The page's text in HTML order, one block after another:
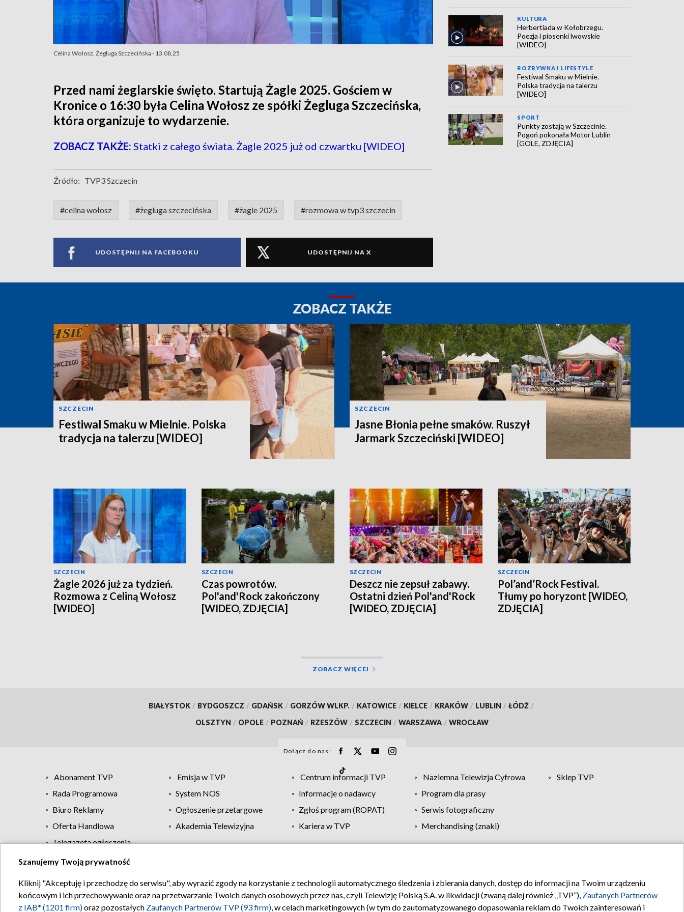
Celina Wołosz, Żegluga Szczecińska - 13.08.25
Przed nami żeglarskie święto. Startują Żagle 2025. Gościem w
Kronice o 16:30 była Celina Wołosz ze spółki Żegluga Szczecińska,
która organizuje to wydarzenie.
ZOBACZ TAKŻE: Statki z całego świata. Żagle 2025 już od czwartku [WIDEO]
Źródło: TVP3 Szczecin
#celina wołosz #żegluga szczecińska #żagle 2025 #rozmowa w tvp3 szczecin
UDOSTĘPNIJ NA FACEBOOKU UDOSTĘPNIJ NA X
KULTURA
Herbertiada w Kołobrzegu.
Poezja i piosenki lwowskie
[WIDEO]
ROZRYWKA I LIFESTYLE
Festiwal Smaku w Mielnie.
Polska tradycja na talerzu
[WIDEO]
SPORT
Punkty zostają w Szczecinie.
Pogoń pokonała Motor Lublin
[GOLE, ZDJĘCIA]
ZOBACZ TAKŻE
SZCZECIN
Festiwal Smaku w Mielnie. Polska
tradycja na talerzu [WIDEO]
SZCZECIN
Jasne Błonia pełne smaków. Ruszył
Jarmark Szczeciński [WIDEO]
SZCZECIN
Żagle 2026 już za tydzień.
Rozmowa z Celiną Wołosz
[WIDEO]
SZCZECIN
Czas powrotów.
Pol'and'Rock zakończony
[WIDEO, ZDJĘCIA]
SZCZECIN
Deszcz nie zepsuł zabawy.
Ostatni dzień Pol'and'Rock
[WIDEO, ZDJĘCIA]
SZCZECIN
Pol’and’Rock Festival.
Tłumy po horyzont [WIDEO,
ZDJĘCIA]
ZOBACZ WIĘCEJ
BIAŁYSTOK / BYDGOSZCZ / GDAŃSK / GORZÓW WLKP. / KATOWICE / KIELCE / KRAKÓW / LUBLIN / ŁÓDŹ /
OLSZTYN / OPOLE / POZNAŃ / RZESZÓW / SZCZECIN / WARSZAWA / WROCŁAW
Dołącz do nas:
Abonament TVP Emisja w TVP Centrum informacji TVP Naziemna Telewizja Cyfrowa
Sklep TVP
Rada Programowa
System NOS Informacje o nadawcy
Program dla prasy
Biuro Reklamy
Ogłoszenie przetargowe Zgłoś program (ROPAT)
Serwis fotograficzny
Oferta Handlowa
Akademia Telewizyjna Kariera w TVP
Merchandising (znaki)
Telegazeta ogłoszenia
Regulamin TVP Polityka prywatności Moje zgody Pomoc Biuro reklamy Kontakt
Szanujemy Twoją prywatność
Kliknij "Akceptuję i przechodzę do serwisu", aby wyrazić zgody na korzystanie z technologii automatycznego śledzenia i zbierania danych, dostęp do informacji na Twoim urządzeniu
końcowym i ich przechowywanie oraz na przetwarzanie Twoich danych osobowych przez nas, czyli Telewizję Polską S.A. w likwidacji (zwaną dalej również „TVP”), Zaufanych Partnerów
z IAB* (1201 firm)oraz pozostałych Zaufanych Partnerów TVP (93 firm), w celach marketingowych (w tym do zautomatyzowanego dopasowania reklam do Twoich zainteresowań i